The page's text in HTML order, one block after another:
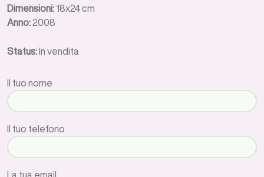
Dimensioni: 18x24 cm
Anno: 2008
Status:In vendita
Il tuo nome
Il tuo telefono
La tua email